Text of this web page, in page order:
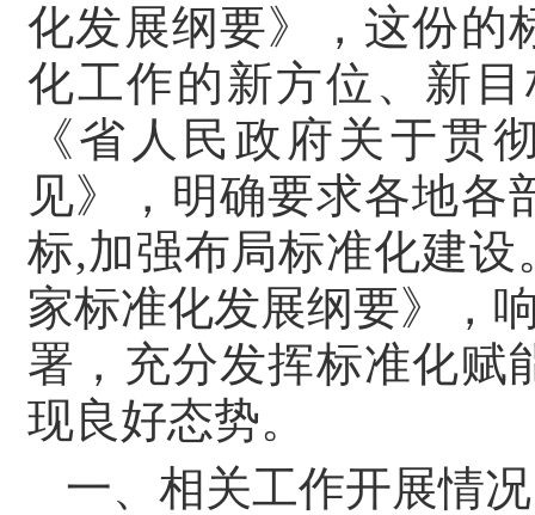
化发展纲要》，这份的
化工作的新方位、新
《省人民政府关于贯
见》，明确要求各地
标,加强布局标准化建
家标准化发展纲要》，
署，充分发挥标准化赋
现良好态势。
一、相关工作开展情况